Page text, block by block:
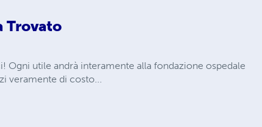
Trovato
Ogni utile andrà interamente alla fondazione ospedale
veramente di costo...